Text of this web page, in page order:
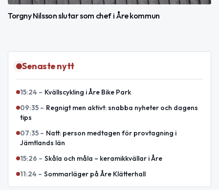
Torgny Nilsson slutar som chef i Åre kommun
Senaste nytt
15:24 – Kvällscykling i Åre Bike Park
09:35 – Regnigt men aktivt: snabba nyheter och dagens
tips
07:35 – Natt: person medtagen för provtagning i
Jämtlands län
15:26 – Skåla och måla – keramikkvällar i Åre
11:24 – Sommarläger på Åre Klätterhall